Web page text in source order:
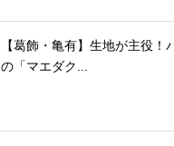
【葛飾・亀有】生地が主役！
の「マエダク...